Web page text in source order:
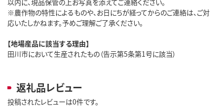
※農作物の特性によるものや、お日にちが経ってからのご連絡は、ご対
応いたしかねます。予めご理解ご了承ください。
【地場産品に該当する理由】
田川市において生産されたもの（告示第5条第1号に該当）
返礼品レビュー
投稿されたレビューは0件です。